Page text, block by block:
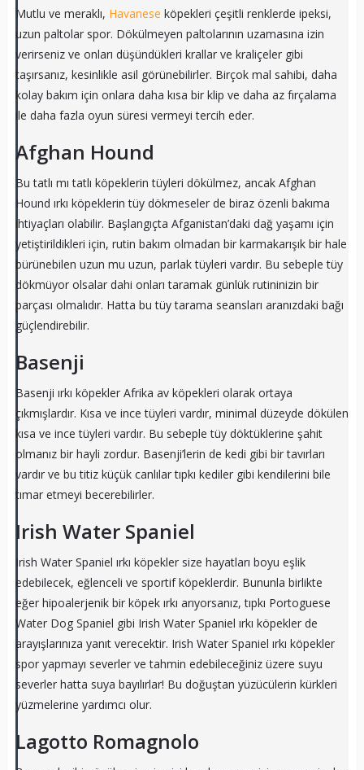
Mutlu ve meraklı, Havanese köpekleri çeşitli renklerde ipeksi,
uzun paltolar spor. Dökülmeyen paltolarının uzamasına izin
verirseniz ve onları düşündükleri krallar ve kraliçeler gibi
taşırsanız, kesinlikle asil görünebilirler. Birçok mal sahibi, daha
kolay bakım için onlara daha kısa bir klip ve daha az fırçalama
ile daha fazla oyun süresi vermeyi tercih eder.
Afghan Hound
Bu tatlı mı tatlı köpeklerin tüyleri dökülmez, ancak Afghan
Hound ırkı köpeklerin tüy dökmeseler de biraz özenli bakıma
ihtiyaçları olabilir. Başlangıçta Afganistan’daki dağ yaşamı için
yetiştirildikleri için, rutin bakım olmadan bir karmakarışık bir hale
bürünebilen uzun mu uzun, parlak tüyleri vardır. Bu sebeple tüy
dökmüyor olsalar dahi onları taramak günlük rutininizin bir
parçası olmalıdır. Hatta bu tüy tarama seansları aranızdaki bağı
güçlendirebilir.
Basenji
Basenji ırkı köpekler Afrika av köpekleri olarak ortaya
çıkmışlardır. Kısa ve ince tüyleri vardır, minimal düzeyde dökülen
kısa ve ince tüyleri vardır. Bu sebeple tüy döktüklerine şahit
olmanız bir hayli zordur. Basenji’lerin de kedi gibi bir tavırları
vardır ve bu titiz küçük canlılar tıpkı kediler gibi kendilerini bile
tımar etmeyi becerebilirler.
Irish Water Spaniel
Irish Water Spaniel ırkı köpekler size hayatları boyu eşlik
edebilecek, eğlenceli ve sportif köpeklerdir. Bununla birlikte
eğer hipoalerjenik bir köpek ırkı arıyorsanız, tıpkı Portoguese
Water Dog Spaniel gibi Irish Water Spaniel ırkı köpekler de
arayışlarınıza yanıt verecektir. Irish Water Spaniel ırkı köpekler
spor yapmayı severler ve tahmin edebileceğiniz üzere suyu
severler hatta suya bayılırlar! Bu doğuştan yüzücülerin kürkleri
yüzmelerine yardımcı olur.
Lagotto Romagnolo